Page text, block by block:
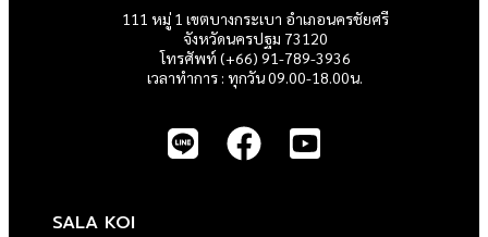
111 หมู่ 1 เขตบางกระเบา อำเภอนครชัยศรี
จังหวัดนครปฐม 73120
โทรศัพท์ (+66) 91-789-3936
เวลาทำการ : ทุกวัน 09.00-18.00น.
SALA KOI